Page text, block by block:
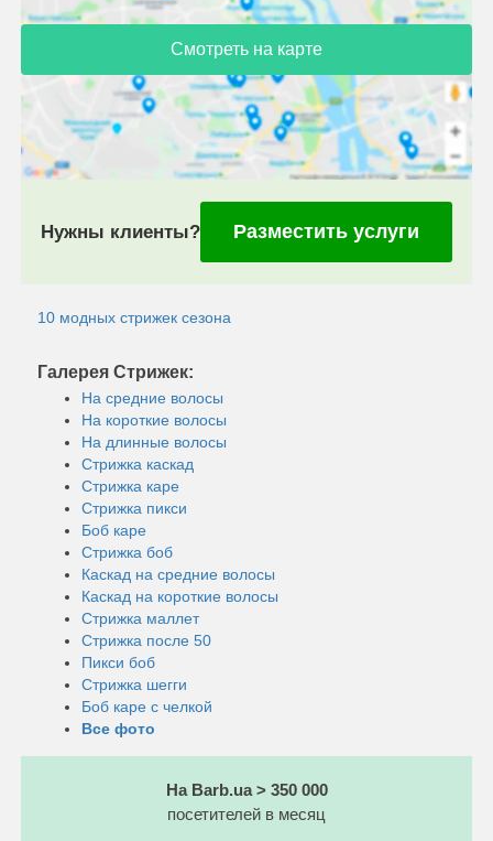
Смотреть на карте
Нужны клиенты? Разместить услуги
10 модных стрижек сезона
Галерея Стрижек:
На средние волосы
На короткие волосы
На длинные волосы
Стрижка каскад
Стрижка каре
Стрижка пикси
Боб каре
Стрижка боб
Каскад на средние волосы
Каскад на короткие волосы
Стрижка маллет
Стрижка после 50
Пикси боб
Стрижка шегги
Боб каре с челкой
Все фото
На Barb.ua > 350 000
посетителей в месяц